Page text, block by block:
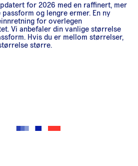
for 2026 med en raffinert, mer
passform og lengre ermer. En ny
for overlegen
Vi anbefaler din vanlige størrelse
Hvis du er mellom størrelser,
større.